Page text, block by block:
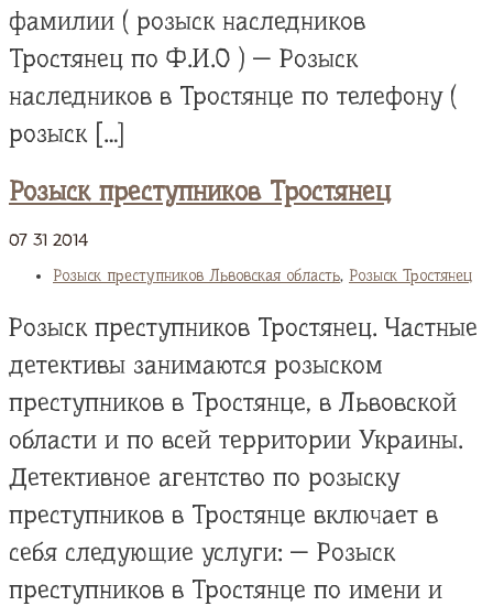
фамилии ( розыск наследников
Тростянец по Ф.И.О ) — Розыск
наследников в Тростянце по телефону (
розыск […]
Розыск преступников Тростянец
07 31 2014
Розыск преступников Львовская область, Розыск Тростянец
Розыск преступников Тростянец. Частные
детективы занимаются розыском
преступников в Тростянце, в Львовской
области и по всей территории Украины.
Детективное агентство по розыску
преступников в Тростянце включает в
себя следующие услуги: — Розыск
преступников в Тростянце по имени и